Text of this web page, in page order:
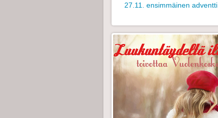
27.11. ensimmäinen adventti